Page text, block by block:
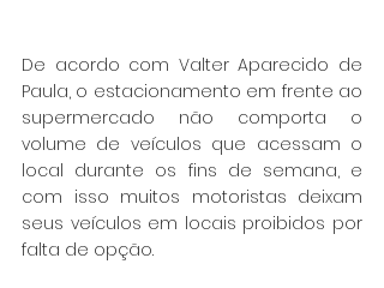
De acordo com Valter Aparecido de
Paula, o estacionamento em frente ao
supermercado não comporta o
volume de veículos que acessam o
local durante os fins de semana, e
com isso muitos motoristas deixam
seus veículos em locais proibidos por
falta de opção.